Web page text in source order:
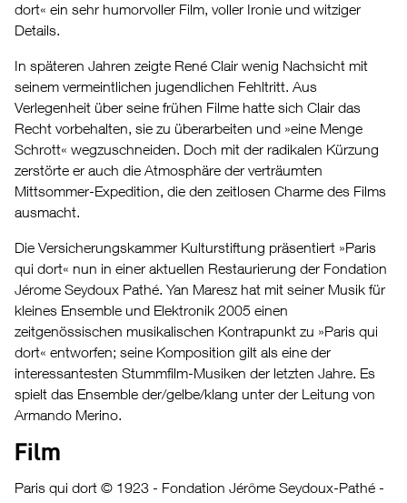
dort« ein sehr humorvoller Film, voller Ironie und witziger
Details.
In späteren Jahren zeigte René Clair wenig Nachsicht mit
seinem vermeintlichen jugendlichen Fehltritt. Aus
Verlegenheit über seine frühen Filme hatte sich Clair das
Recht vorbehalten, sie zu überarbeiten und »eine Menge
Schrott« wegzuschneiden. Doch mit der radikalen Kürzung
zerstörte er auch die Atmosphäre der verträumten
Mittsommer-Expedition, die den zeitlosen Charme des Films
ausmacht.
Die Versicherungskammer Kulturstiftung präsentiert »Paris
qui dort« nun in einer aktuellen Restaurierung der Fondation
Jérome Seydoux Pathé. Yan Maresz hat mit seiner Musik für
kleines Ensemble und Elektronik 2005 einen
zeitgenössischen musikalischen Kontrapunkt zu »Paris qui
dort« entworfen; seine Komposition gilt als eine der
interessantesten Stummfilm-Musiken der letzten Jahre. Es
spielt das Ensemble der/gelbe/klang unter der Leitung von
Armando Merino.
Film
Paris qui dort © 1923 - Fondation Jérôme Seydoux-Pathé -